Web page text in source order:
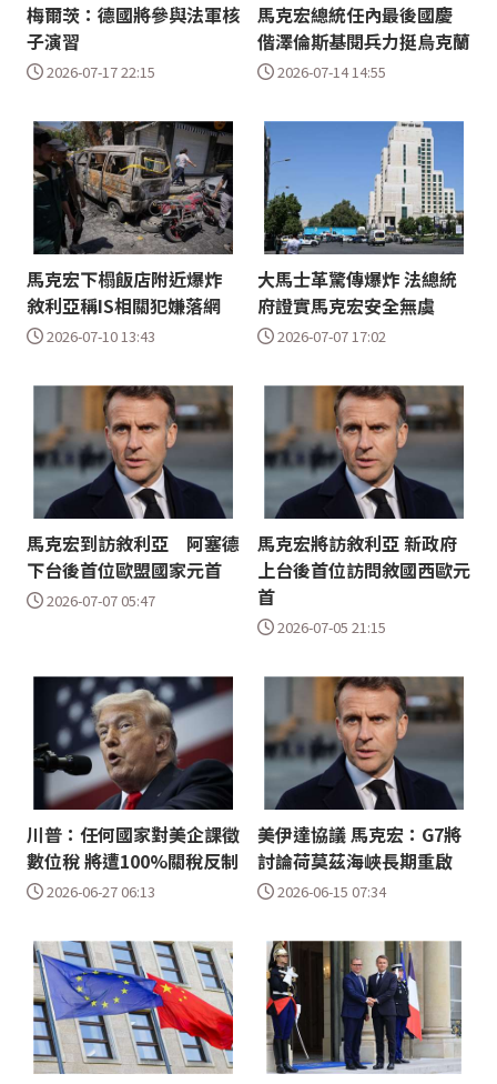
梅爾茨：德國將參與法軍核
子演習
2026-07-17 22:15
馬克宏總統任內最後國慶
偕澤倫斯基閱兵力挺烏克蘭
2026-07-14 14:55
馬克宏下榻飯店附近爆炸
敘利亞稱IS相關犯嫌落網
2026-07-10 13:43
大馬士革驚傳爆炸 法總統
府證實馬克宏安全無虞
2026-07-07 17:02
馬克宏到訪敘利亞 阿塞德
下台後首位歐盟國家元首
2026-07-07 05:47
馬克宏將訪敘利亞 新政府
上台後首位訪問敘國西歐元
首
2026-07-05 21:15
川普：任何國家對美企課徵
數位稅 將遭100%關稅反制
2026-06-27 06:13
美伊達協議 馬克宏：G7將
討論荷莫茲海峽長期重啟
2026-06-15 07:34